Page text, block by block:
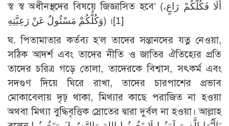
স্ব স্ব অধীনস্থদের বিষয়ে জিজ্ঞাসিত হবে’ (أَلَا فَكُلُّكُمْ رَاعٍ،
وَكُلُّكُمْ مَسْئُولٌ عَنْ رَعِيَّتِهِ) ।[1]
ঘ. পিতামাতার কর্তব্য হ’ল তাদের সন্তানদের যত্ন নেওয়া,
সঠিক আদর্শ এবং তাদের নীতি ও জাতির ঐতিহ্যের প্রতি
তাদের চরিত্র গড়ে তোলা, তাদেরকে বিশ্বাস, সৎকর্ম এবং
সদগুণ দিয়ে ঘিরে রাখা, তাদের চারপাশের প্রভাব
মোকাবেলায় দৃঢ় থাকা, মিথ্যার কাছে পরাজিত না হওয়া
অথবা মিথ্যা বুদ্ধিবৃত্তিক স্রোতের দ্বারা দুর্বল না হওয়া। আল্লাহ